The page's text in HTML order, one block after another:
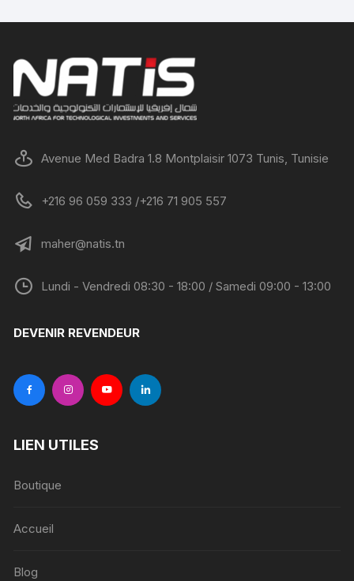
Avenue Med Badra 1.8 Montplaisir 1073 Tunis, Tunisie
+216 96 059 333 /+216 71 905 557
maher@natis.tn
Lundi - Vendredi 08:30 - 18:00 / Samedi 09:00 - 13:00
DEVENIR REVENDEUR
LIEN UTILES
Boutique
Accueil
Blog